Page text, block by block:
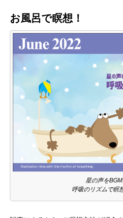
お風呂で瞑想！
星の声をBGM
呼吸のリズムで瞑